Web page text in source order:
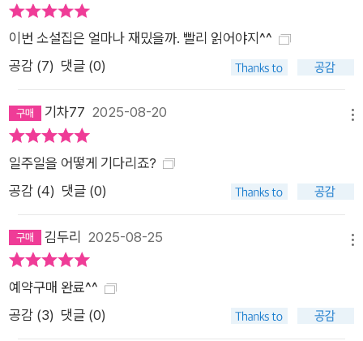
있었으니까요. 그렇게 생각한다면, 사물의 영혼이라는 개념은 목
적 소리와 완전히 분리할 수 없었던 인간의 ‘관점’의 흔적이겠지
요.” (〈고요와 소란〉) “이젠 이 세계와 나와 당신이 큐비트로 구성
감각이 겉돌기 시작했어. (…) 빨강이 빨강 같지 않고, 단맛이 단
맛 같지 않아. 긴장하면 땀이 나거나 심장이 빠르게 뛰는 것도 기
이하게 느껴지고.” (〈달고 미지근한 슬픔〉) 수없이 많은 세계를
도 아니고, 이곳보다 더 아름답거나 더 낭만적이지도 않고, 약한
사람들에게 특별히 더 상냥하지도 않고, 여기와 같은 고통과 억압
과 불행이 존재하는데. 그곳에 사는 사람들에게는 그 세계 역시
벗어나고 싶은 새장일 텐데. 단지 지금 이곳이 아니기만 하면 되
는 건가? (〈비구름을 따라서〉) 이번 소설집에서 〈고요와 소란〉
〈달고 미지근한 슬픔〉 〈비구름을 따라서〉는 인간 존재와 그 기반
이번 소설집은 얼마나 재밌을까. 빨리 읽어야지^^
공감 (7) 댓글 (0)
기차77 2025-08-20
일주일을 어떻게 기다리죠?
공감 (4) 댓글 (0)
김두리 2025-08-25
예약구매 완료^^
공감 (3) 댓글 (0)